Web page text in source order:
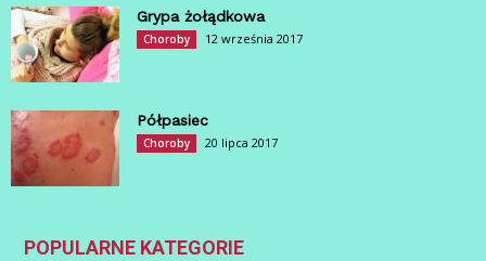
Grypa żołądkowa
Choroby 12 września 2017
Półpasiec
Choroby 20 lipca 2017
POPULARNE KATEGORIE